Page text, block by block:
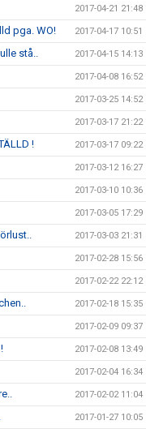
2017-04-21 21:48
pga. WO! 2017-04-17 10:51
stå.. 2017-04-15 14:13
2017-04-08 16:52
2017-03-25 14:52
2017-03-17 21:22
! 2017-03-17 09:22
2017-03-12 16:27
2017-03-10 10:36
2017-03-05 17:29
2017-03-03 21:31
2017-02-28 15:56
2017-02-22 22:12
2017-02-18 15:35
2017-02-09 09:37
2017-02-08 13:49
2017-02-04 16:34
2017-02-02 11:04
2017-01-27 10:05